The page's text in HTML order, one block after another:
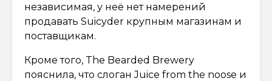
независимая, у неё нет намерений
продавать Suicyder крупным магазинам и
поставщикам.
Кроме того, The Bearded Brewery
пояснила, что слоган Juice from the noose и